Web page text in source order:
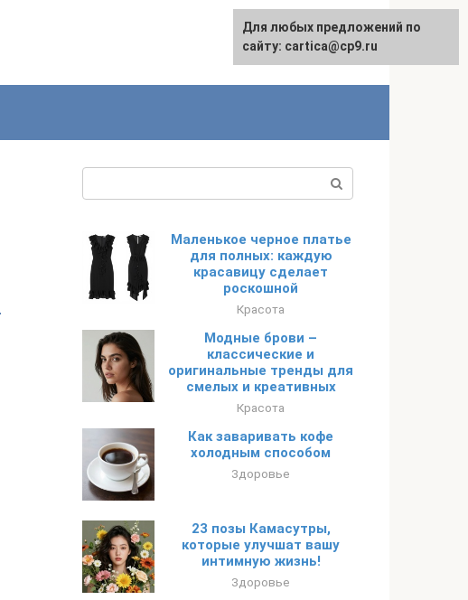
English
Маленькое черное платье
для полных: каждую
красавицу сделает
роскошной
Красота
Модные брови –
классические и
оригинальные тренды для
смелых и креативных
Красота
Как заваривать кофе
холодным способом
Здоровье
23 позы Камасутры,
которые улучшат вашу
интимную жизнь!
Здоровье
Для любых предложений по
сайту: cartica@cp9.ru